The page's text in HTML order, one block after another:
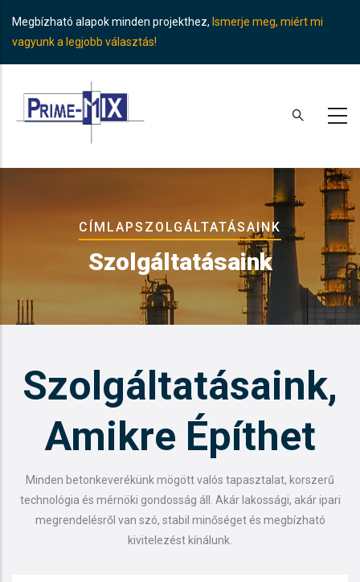
main
Megbízható alapok minden projekthez, Ismerje meg, miért mi
vagyunk a legjobb választás!
Breadcrumb
CÍMLAPSZOLGÁLTATÁSAINK
Szolgáltatásaink
Szolgáltatásaink,
Amikre Építhet
Minden betonkeverékünk mögött valós tapasztalat, korszerű
technológia és mérnöki gondosság áll. Akár lakossági, akár ipari
megrendelésről van szó, stabil minőséget és megbízható
kivitelezést kínálunk.